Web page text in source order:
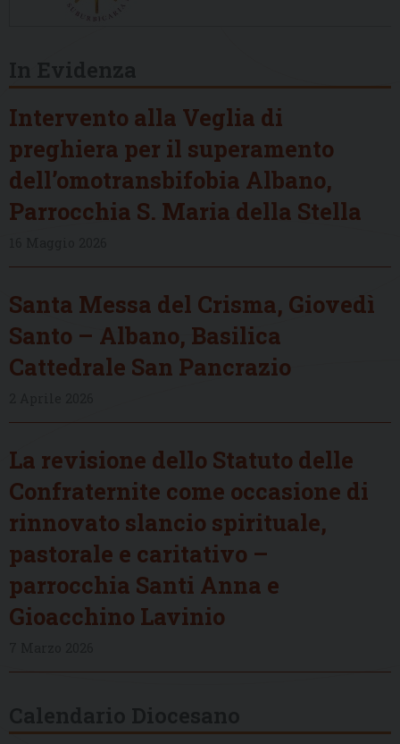
Intervento alla Veglia di
preghiera per il superamento
dell’omotransbifobia Albano,
Parrocchia S. Maria della Stella
Santa Messa del Crisma, Giovedì
Santo – Albano, Basilica
Cattedrale San Pancrazio
La revisione dello Statuto delle
Confraternite come occasione di
rinnovato slancio spirituale,
pastorale e caritativo –
parrocchia Santi Anna e
Gioacchino Lavinio